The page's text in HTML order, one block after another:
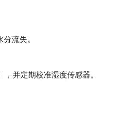
流失。
并定期校准湿度传感器。